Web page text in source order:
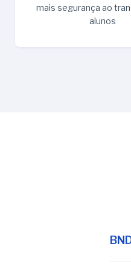
mais segurança ao
alunos